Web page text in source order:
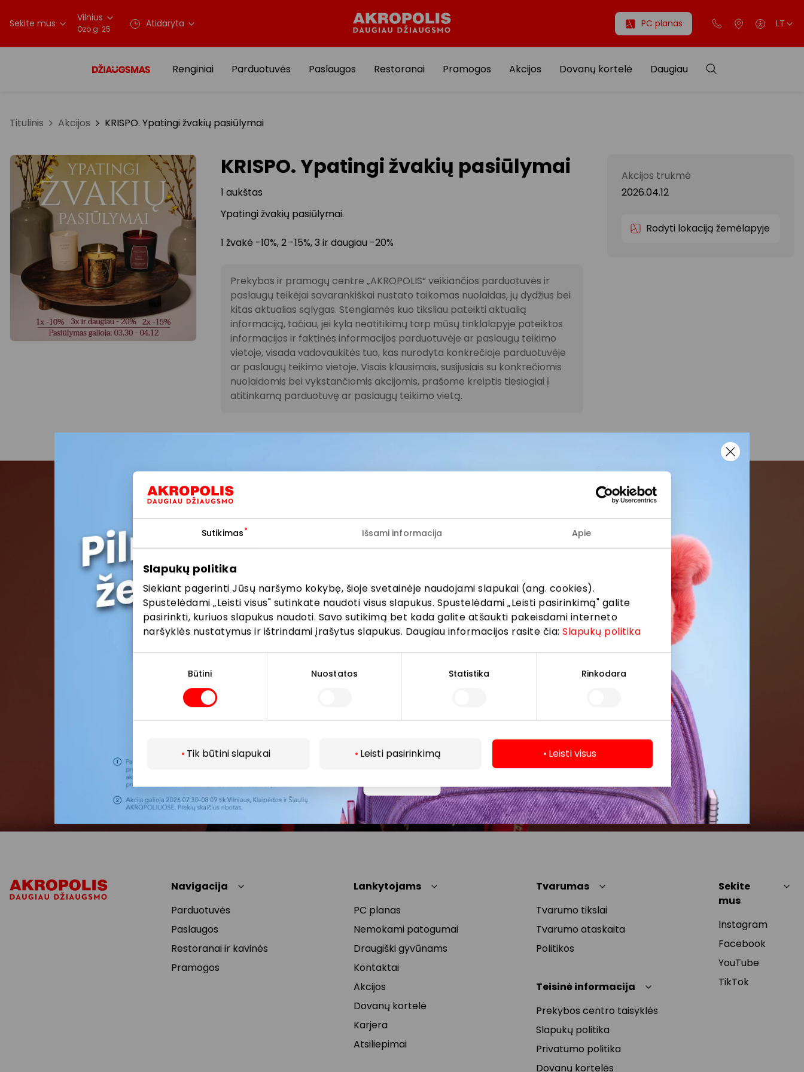
Sutikimas Išsami informacija Apie
Slapukų politika
Siekiant pagerinti Jūsų naršymo kokybę, šioje svetainėje naudojami slapukai (ang. cookies).
Spustelėdami „Leisti visus" sutinkate naudoti visus slapukus. Spustelėdami „Leisti pasirinkimą" galite
pasirinkti, kuriuos slapukus naudoti. Savo sutikimą bet kada galite atšaukti pakeisdami interneto
naršyklės nustatymus ir ištrindami įrašytus slapukus. Daugiau informacijos rasite čia:Slapukų politika
Būtini Nuostatos Statistika Rinkodara
Tik būtini slapukai Leisti pasirinkimą Leisti visus
Sekite mus Vilnius
Ozo g. 25 Atidaryta PC planas LT
Renginiai Parduotuvės Paslaugos Restoranai Pramogos Akcijos Dovanų kortelė Daugiau
Titulinis Akcijos KRISPO. Ypatingi žvakių pasiūlymai
KRISPO. Ypatingi žvakių pasiūlymai
1 aukštas
Ypatingi žvakių pasiūlymai.
1 žvakė -10%, 2 -15%, 3 ir daugiau -20%
Prekybos ir pramogų centre „AKROPOLIS“ veikiančios parduotuvės ir
paslaugų teikėjai savarankiškai nustato taikomas nuolaidas, jų dydžius bei
kitas aktualias sąlygas. Stengiamės kuo tiksliau pateikti aktualią
informaciją, tačiau, jei kyla neatitikimų tarp mūsų tinklalapyje pateiktos
informacijos ir faktinės informacijos parduotuvėje ar paslaugų teikimo
vietoje, visada vadovaukitės tuo, kas nurodyta konkrečioje parduotuvėje
ar paslaugų teikimo vietoje. Visais klausimais, susijusiais su konkrečiomis
nuolaidomis bei vykstančiomis akcijomis, prašome kreiptis tiesiogiai į
atitinkamą parduotuvę ar paslaugų teikimo vietą.
Akcijos trukmė
2026.04.12
Rodyti lokaciją žemėlapyje
Prisijunkite prie mūsų bendruomenės
Pirmieji sužinokite apie geriausius pasiūlymus, renginius ir naujausią informaciją iš
Prenumeruoti
UAB Tavo el. pašto duomenis tvarkys naujienlaiškių
atšaukti, spaudžiant nuorodą gautame
naujienlaiškyje arba kreipiantis
Navigacija
Parduotuvės
Paslaugos
Restoranai ir kavinės
Pramogos
Lankytojams
PC planas
Nemokami patogumai
Draugiški gyvūnams
Kontaktai
Akcijos
Dovanų kortelė
Karjera
Atsiliepimai
Tvarumas
Tvarumo tikslai
Tvarumo ataskaita
Politikos
Teisinė informacija
Prekybos centro taisyklės
Slapukų politika
Privatumo politika
Dovanų kortelės
Sekite
mus
Instagram
Facebook
YouTube
TikTok